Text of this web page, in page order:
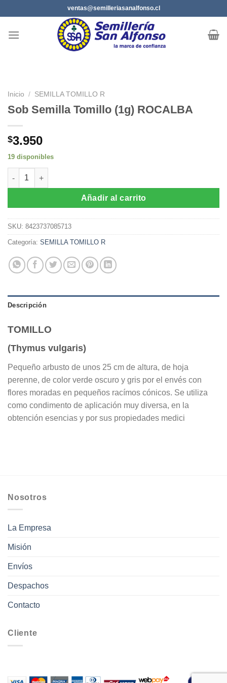
al
contenido
ventas@semilleriasanalfonso.cl
Inicio / SEMILLA TOMILLO R
Sob Semilla Tomillo (1g) ROCALBA
$3.950
19 disponibles
Sob Semilla Tomillo (1g) ROCALBA cantidad
Añadir al carrito
SKU: 8423737085713
Categoría: SEMILLA TOMILLO R
Descripción
TOMILLO
(Thymus vulgaris)
Pequeño arbusto de unos 25 cm de altura, de hoja
perenne, de color verde oscuro y gris por el envés con
flores moradas en pequeños racímos cónicos. Se utiliza
como condimento de aplicación muy diversa, en la
obtención esencias y por sus propiedades medici
Nosotros
La Empresa
Misión
Envíos
Despachos
Contacto
Cliente